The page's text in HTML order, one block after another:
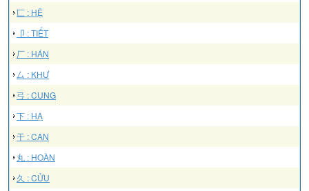
匸 : HỆ
卩 : TIẾT
厂 : HÁN
厶 : KHƯ
弓 : CUNG
下 : HẠ
干 : CAN
丸 : HOÀN
久 : CỬU